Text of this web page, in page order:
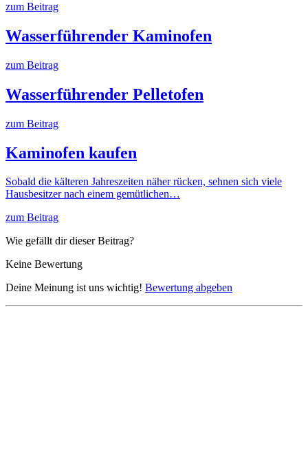
zum Beitrag
Wasserführender Kaminofen
zum Beitrag
Wasserführender Pelletofen
zum Beitrag
Kaminofen kaufen
Sobald die kälteren Jahreszeiten näher rücken, sehnen sich viele
Hausbesitzer nach einem gemütlichen…
zum Beitrag
Wie gefällt dir dieser Beitrag?
Keine Bewertung
Deine Meinung ist uns wichtig! Bewertung abgeben